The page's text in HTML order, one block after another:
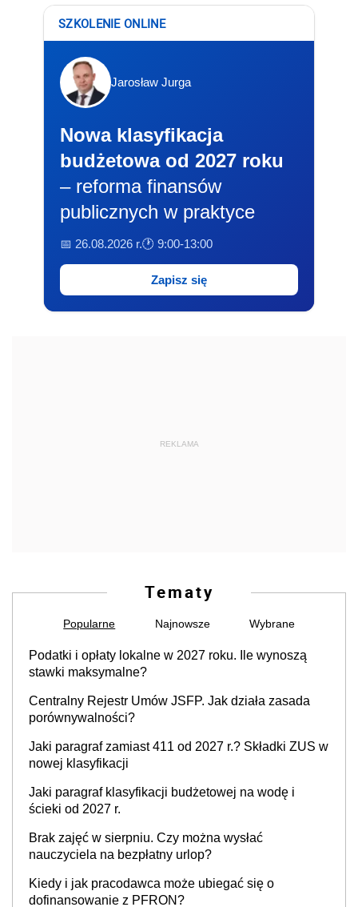
SZKOLENIE ONLINE
Jarosław Jurga
Nowa klasyfikacja
budżetowa od 2027 roku
– reforma finansów
publicznych w praktyce
📅 26.08.2026 r.🕐 9:00-13:00
Zapisz się
REKLAMA
Tematy
Popularne Najnowsze Wybrane
Podatki i opłaty lokalne w 2027 roku. Ile wynoszą
stawki maksymalne?
Centralny Rejestr Umów JSFP. Jak działa zasada
porównywalności?
Jaki paragraf zamiast 411 od 2027 r.? Składki ZUS w
nowej klasyfikacji
Jaki paragraf klasyfikacji budżetowej na wodę i
ścieki od 2027 r.
Brak zajęć w sierpniu. Czy można wysłać
nauczyciela na bezpłatny urlop?
Kiedy i jak pracodawca może ubiegać się o
dofinansowanie z PFRON?